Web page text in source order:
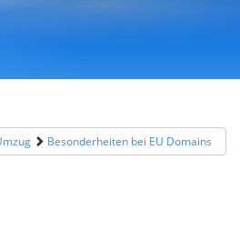
Besonderheiten bei EU Domains